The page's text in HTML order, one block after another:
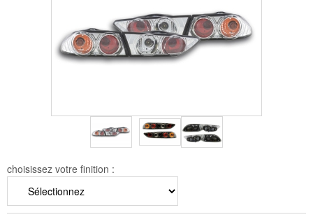
choisissez votre finition :